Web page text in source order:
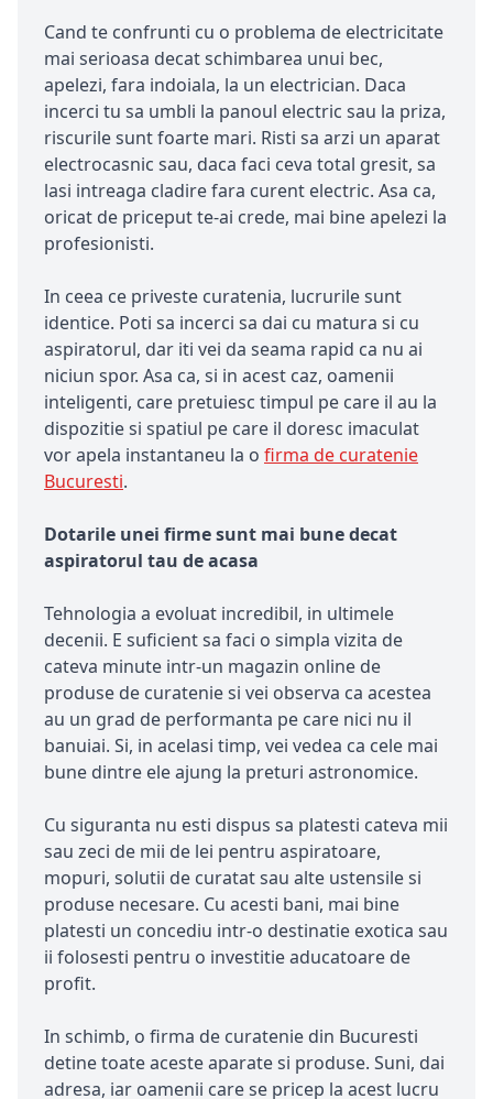
Cand te confrunti cu o problema de electricitate
mai serioasa decat schimbarea unui bec,
apelezi, fara indoiala, la un electrician. Daca
incerci tu sa umbli la panoul electric sau la priza,
riscurile sunt foarte mari. Risti sa arzi un aparat
electrocasnic sau, daca faci ceva total gresit, sa
lasi intreaga cladire fara curent electric. Asa ca,
oricat de priceput te-ai crede, mai bine apelezi la
profesionisti.
In ceea ce priveste curatenia, lucrurile sunt
identice. Poti sa incerci sa dai cu matura si cu
aspiratorul, dar iti vei da seama rapid ca nu ai
niciun spor. Asa ca, si in acest caz, oamenii
inteligenti, care pretuiesc timpul pe care il au la
dispozitie si spatiul pe care il doresc imaculat
vor apela instantaneu la o firma de curatenie
Bucuresti.
Dotarile unei firme sunt mai bune decat
aspiratorul tau de acasa
Tehnologia a evoluat incredibil, in ultimele
decenii. E suficient sa faci o simpla vizita de
cateva minute intr-un magazin online de
produse de curatenie si vei observa ca acestea
au un grad de performanta pe care nici nu il
banuiai. Si, in acelasi timp, vei vedea ca cele mai
bune dintre ele ajung la preturi astronomice.
Cu siguranta nu esti dispus sa platesti cateva mii
sau zeci de mii de lei pentru aspiratoare,
mopuri, solutii de curatat sau alte ustensile si
produse necesare. Cu acesti bani, mai bine
platesti un concediu intr-o destinatie exotica sau
ii folosesti pentru o investitie aducatoare de
profit.
In schimb, o firma de curatenie din Bucuresti
detine toate aceste aparate si produse. Suni, dai
adresa, iar oamenii care se pricep la acest lucru